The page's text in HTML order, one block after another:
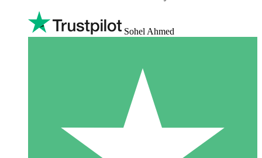
Sohel Ahmed